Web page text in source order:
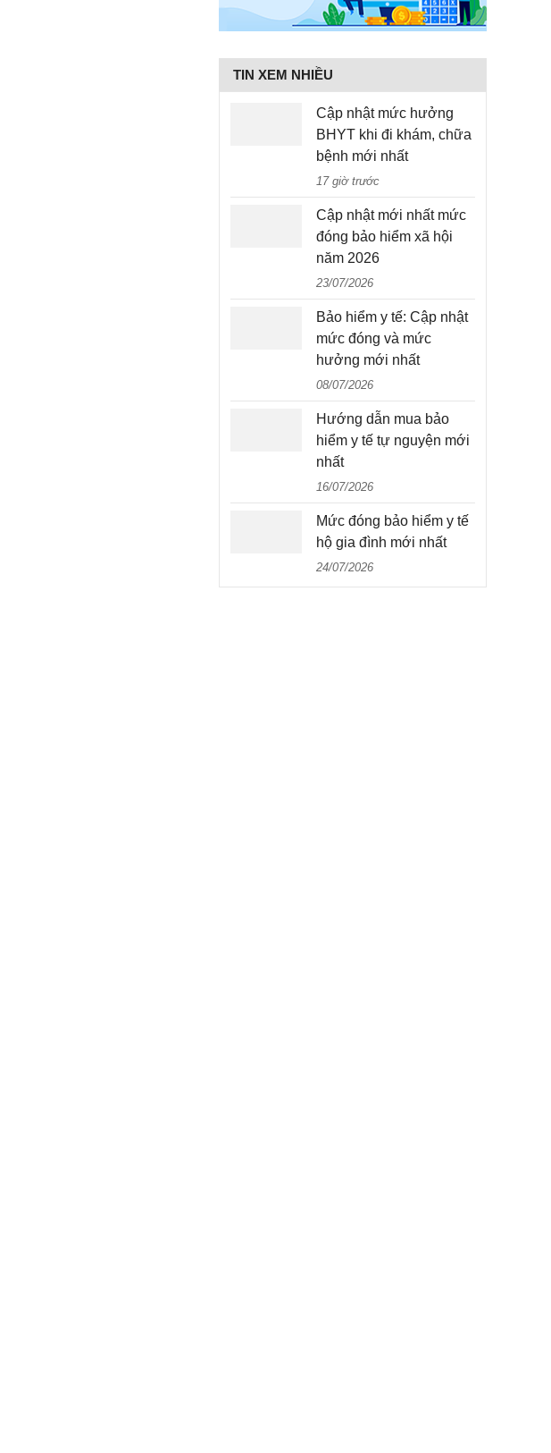
TIN XEM NHIỀU
Cập nhật mức hưởng
BHYT khi đi khám, chữa
bệnh mới nhất
17 giờ trước
Cập nhật mới nhất mức
đóng bảo hiểm xã hội
năm 2026
23/07/2026
Bảo hiểm y tế: Cập nhật
mức đóng và mức
hưởng mới nhất
08/07/2026
Hướng dẫn mua bảo
hiểm y tế tự nguyện mới
nhất
16/07/2026
Mức đóng bảo hiểm y tế
hộ gia đình mới nhất
24/07/2026